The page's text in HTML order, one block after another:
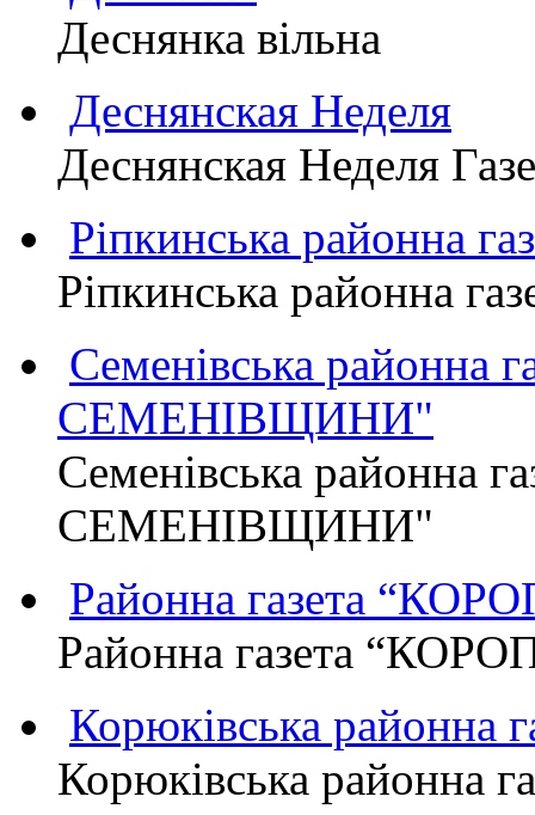
Деснянка вільна
Деснянская Неделя
Деснянская Неделя
Ріпкинська районна
Ріпкинська районна
Семенівська районна
СЕМЕНІВЩИНИ"
Семенівська районна
СЕМЕНІВЩИНИ"
Районна газета
Районна газета
Корюківська районна
Корюківська районна